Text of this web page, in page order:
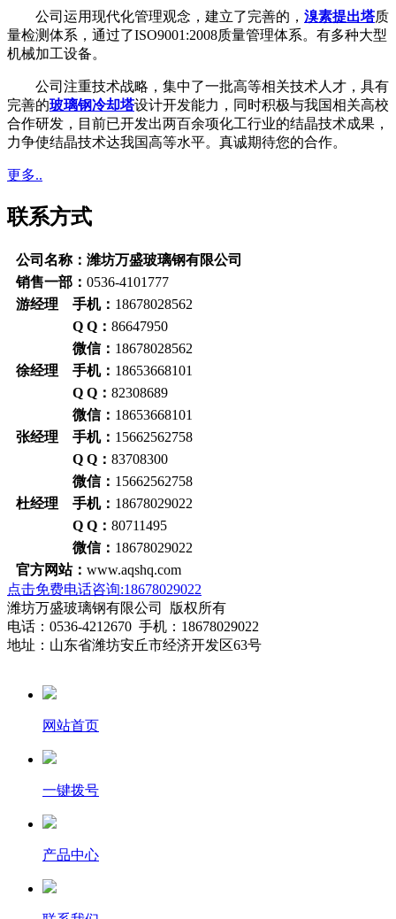
公司运用现代化管理观念，建立了完善的， 溴素提出塔质
量检测体系，通过了ISO9001:2008质量管理体系。有多种大型
机械加工设备。
公司注重技术战略，集中了一批高等相关技术人才，具有
完善的玻璃钢冷却塔设计开发能力，同时积极与我国相关高校
合作研发，目前已开发出两百余项化工行业的结晶技术成果，
力争使结晶技术达我国高等水平。真诚期待您的合作。
更多..
联系方式
公司名称：潍坊万盛玻璃钢有限公司
销售一部： 0536-4101777
游经理 手机： 18678028562
Q Q： 86647950
微信： 18678028562
徐经理 手机： 18653668101
Q Q： 82308689
微信： 18653668101
张经理 手机： 15662562758
Q Q： 83708300
微信： 15662562758
杜经理 手机： 18678029022
Q Q： 80711495
微信： 18678029022
官方网站： www.aqshq.com
点击免费电话咨询:18678029022
潍坊万盛玻璃钢有限公司 版权所有
电话：0536-4212670 手机：18678029022
地址：山东省潍坊安丘市经济开发区63号
网站首页
一键拨号
产品中心